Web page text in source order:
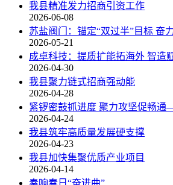
我县精准发力招商引资工作
2026-06-08
苏盐阀门：锚定“双过半”目标 奋
2026-05-21
成卓科技：提质扩能拓海外 智造
2026-04-30
我县聚力链式招商强动能
2026-04-28
紧锣密鼓抓进度 聚力攻坚促畅
2026-04-24
我县筑牢高质量发展硬支撑
2026-04-23
我县加快集聚优质产业项目
2026-04-14
奏响春日“奋进曲”